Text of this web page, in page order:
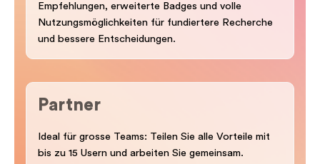
Empfehlungen, erweiterte Badges und volle
Nutzungsmöglichkeiten für fundiertere Recherche
und bessere Entscheidungen.
Partner
Ideal für grosse Teams: Teilen Sie alle Vorteile mit
bis zu 15 Usern und arbeiten Sie gemeinsam.